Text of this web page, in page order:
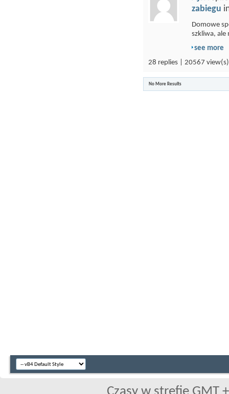
zabiegu
Domowe
szkliwa, ale
see more
28 replies | 20567 view(s)
No More Results